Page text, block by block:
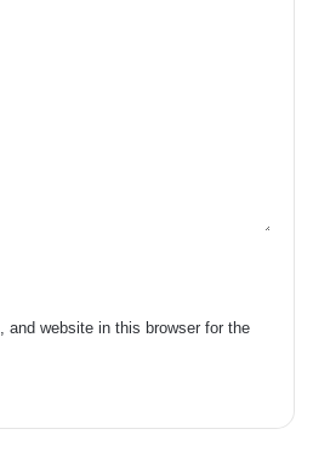
and website in this browser for the